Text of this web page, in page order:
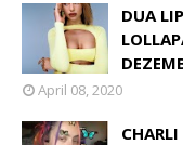
DUA
April 08, 2020